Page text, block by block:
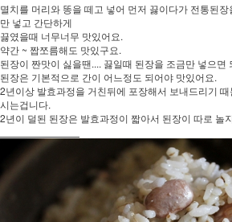
멸치를 머리와 똥을 떼고 넣어 먼저 끓이다가 전통된
만 넣고 간단하게
끓였을때 너무너무 맛있어요.
약간 ~ 짭쪼름해도 맛있구요.
된장이 짠맛이 싫을땐.... 끓일때 된장을 조금만 넣으면
된장은 기본적으로 간이 어느정도 되어야 맛있어요.
2년이상 발효과정을 거친뒤에 포장해서 보내드리기
시는겁니다.
2년이 덜된 된장은 발효과정이 짧아서 된장이 따로 놀